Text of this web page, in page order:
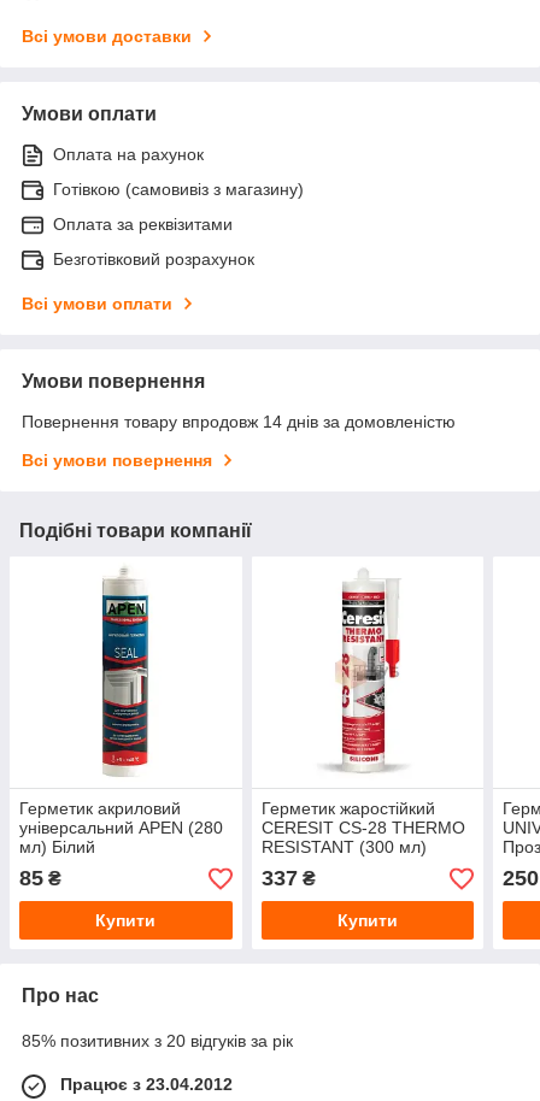
Всі умови доставки
Умови оплати
Оплата на рахунок
Готівкою (самовивіз з магазину)
Оплата за реквізитами
Безготівковий розрахунок
Всі умови оплати
Умови повернення
Повернення товару впродовж 14 днів за домовленістю
Всі умови повернення
Подібні товари компанії
Герметик акриловий
універсальний APEN (280
мл) Білий
85 ₴
Купити
Герметик жаростійкий
CERESIT CS-28 THERMO
RESISTANT (300 мл)
червоний
337₴
Купити
250
Про нас
85% позитивних з 20 відгуків за рік
Працює з 23.04.2012